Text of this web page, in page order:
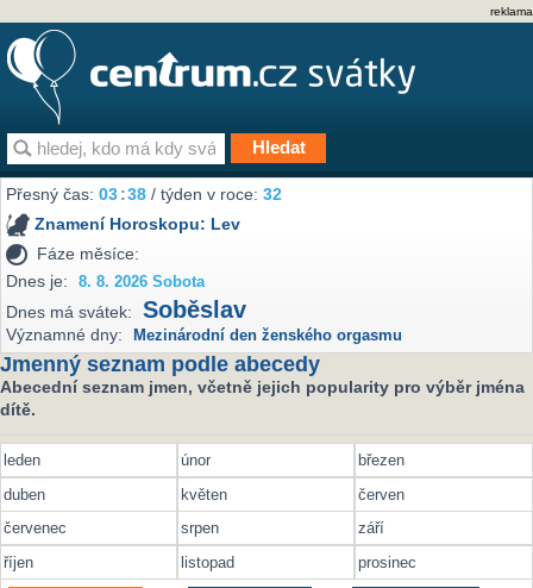
reklama
Přesný čas:03:38 / týden v roce:32
Znamení Horoskopu: Lev
Fáze měsíce:
Dnes je:
8. 8. 2026 Sobota
Dnes má svátek: Soběslav
Významné dny: Mezinárodní den ženského orgasmu
Jmenný seznam podle abecedy
Abecední seznam jmen, včetně jejich popularity pro výběr jména
dítě.
leden únor
březen
duben
květen
červen
červenec
srpen
září
říjen
listopad prosinec